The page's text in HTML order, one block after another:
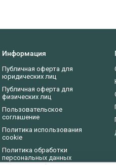
Информация
Публичная оферта для
юридических лиц
Публичная оферта для
физических лиц
Пользовательское
соглашение
Политика использования
cookie
Политика обработки
персональных данных